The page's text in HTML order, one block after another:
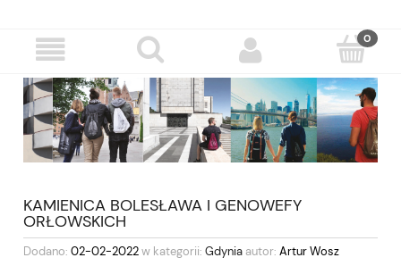
KAMIENICA BOLESŁAWA I GENOWEFY
ORŁOWSKICH
Dodano: 02-02-2022w kategorii: Gdynia autor: Artur Wosz